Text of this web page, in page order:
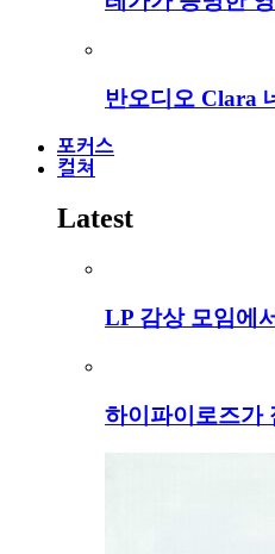
반오디오 Clara
포커스
컬쳐
Latest
LP 감상 모임에서
하이파이로즈가